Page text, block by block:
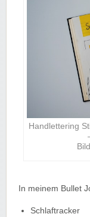
Handlettering
In meinem Bullet
Schlaftracker